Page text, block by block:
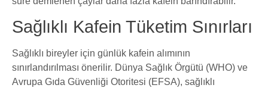
Sağlıklı Kafein Tüketim Sınırları
Sağlıklı bireyler için günlük kafein alımının
sınırlandırılması önerilir. Dünya Sağlık Örgütü (WHO) ve
Avrupa Gıda Güvenliği Otoritesi (EFSA), sağlıklı